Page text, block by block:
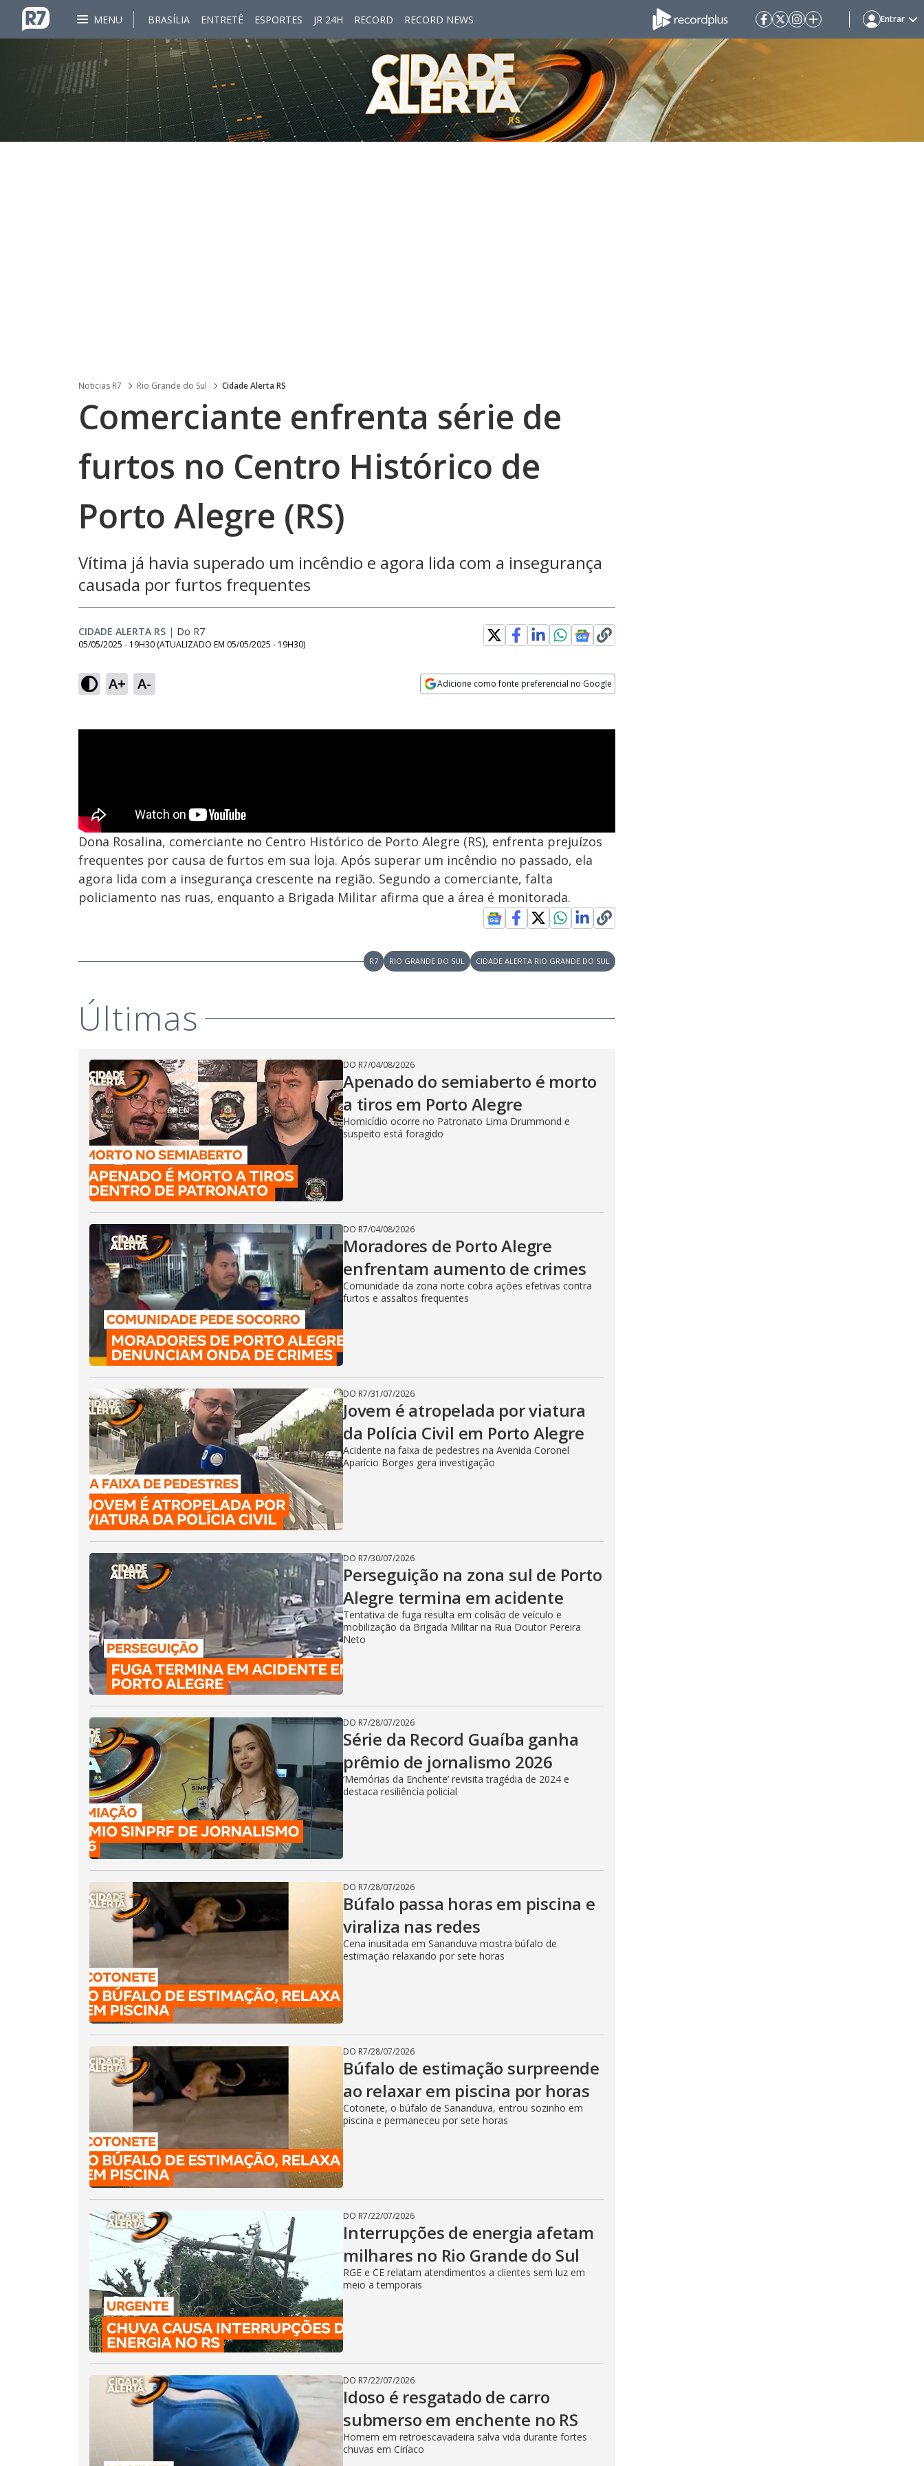
MENU BRASÍLIA ENTRETÊ ESPORTES JR 24H RECORD RECORD NEWS Entrar
Noticias R7 Rio Grande do Sul Cidade Alerta RS
Comerciante enfrenta série de
furtos no Centro Histórico de
Porto Alegre (RS)
Vítima já havia superado um incêndio e agora lida com a insegurança
causada por furtos frequentes
CIDADE ALERTA RS | Do R7
05/05/2025 - 19H30 (ATUALIZADO EM 05/05/2025 - 19H30)
A+ A- Adicione como fonte preferencial no Google
Dona Rosalina, comerciante no Centro Histórico de Porto Alegre (RS), enfrenta prejuízos
frequentes por causa de furtos em sua loja. Após superar um incêndio no passado, ela
agora lida com a insegurança crescente na região. Segundo a comerciante, falta
policiamento nas ruas, enquanto a Brigada Militar afirma que a área é monitorada.
R7 RIO GRANDE DO SUL CIDADE ALERTA RIO GRANDE DO SUL
Últimas
DO R7/04/08/2026
Apenado do semiaberto é morto
a tiros em Porto Alegre
Homicídio ocorre no Patronato Lima Drummond e
suspeito está foragido
DO R7/04/08/2026
Moradores de Porto Alegre
enfrentam aumento de crimes
Comunidade da zona norte cobra ações efetivas contra
furtos e assaltos frequentes
DO R7/31/07/2026
Jovem é atropelada por viatura
da Polícia Civil em Porto Alegre
Acidente na faixa de pedestres na Avenida Coronel
Aparício Borges gera investigação
DO R7/30/07/2026
Perseguição na zona sul de Porto
Alegre termina em acidente
Tentativa de fuga resulta em colisão de veículo e
mobilização da Brigada Militar na Rua Doutor Pereira
Neto
DO R7/28/07/2026
Série da Record Guaíba ganha
prêmio de jornalismo 2026
‘Memórias da Enchente’ revisita tragédia de 2024 e
destaca resiliência policial
DO R7/28/07/2026
Búfalo passa horas em piscina e
viraliza nas redes
Cena inusitada em Sananduva mostra búfalo de
estimação relaxando por sete horas
DO R7/28/07/2026
Búfalo de estimação surpreende
ao relaxar em piscina por horas
Cotonete, o búfalo de Sananduva, entrou sozinho em
piscina e permaneceu por sete horas
DO R7/22/07/2026
Interrupções de energia afetam
milhares no Rio Grande do Sul
RGE e CE relatam atendimentos a clientes sem luz em
meio a temporais
DO R7/22/07/2026
Idoso é resgatado de carro
submerso em enchente no RS
Homem em retroescavadeira salva vida durante fortes
chuvas em Ciríaco